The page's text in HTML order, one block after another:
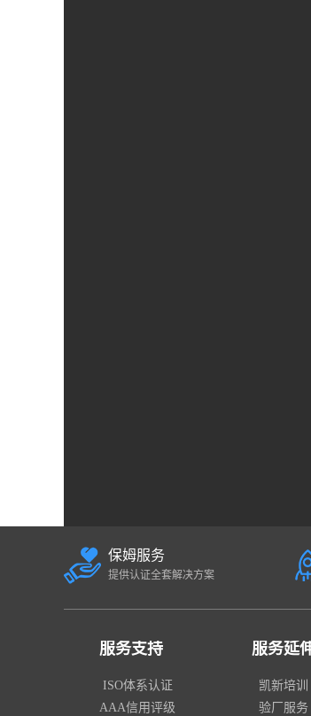
保姆服务
提供认证全套解决方案
服务支持
ISO体系认证
AAA信用评级
服务延
凯新培训
验厂服务